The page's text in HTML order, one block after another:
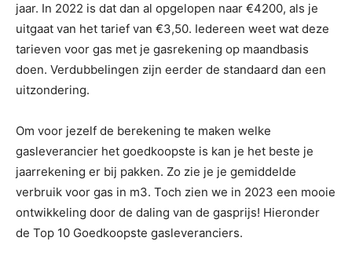
jaar. In 2022 is dat dan al opgelopen naar €4200, als je
uitgaat van het tarief van €3,50. Iedereen weet wat deze
tarieven voor gas met je gasrekening op maandbasis
doen. Verdubbelingen zijn eerder de standaard dan een
uitzondering.
Om voor jezelf de berekening te maken welke
gasleverancier het goedkoopste is kan je het beste je
jaarrekening er bij pakken. Zo zie je je gemiddelde
verbruik voor gas in m3. Toch zien we in 2023 een mooie
ontwikkeling door de daling van de gasprijs! Hieronder
de Top 10 Goedkoopste gasleveranciers.